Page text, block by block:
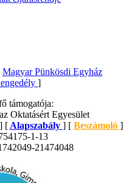
Magyar Pünkösdi Egyház
]
támogatója:
Oktatásért Egyesület
] [ Alapszabály ] [ Beszámoló ]
1-13
21474048